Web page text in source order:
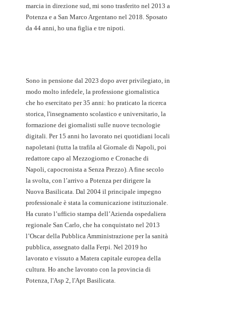
marcia in direzione sud, mi sono trasferito nel 2013 a
Potenza e a San Marco Argentano nel 2018. Sposato
da 44 anni, ho una figlia e tre nipoti.
Sono in pensione dal 2023 dopo aver privilegiato, in
modo molto infedele, la professione giornalistica
che ho esercitato per 35 anni: ho praticato la ricerca
storica, l'insegnamento scolastico e universitario, la
formazione dei giornalisti sulle nuove tecnologie
digitali. Per 15 anni ho lavorato nei quotidiani locali
napoletani (tutta la trafila al Giornale di Napoli, poi
redattore capo al Mezzogiorno e Cronache di
Napoli, capocronista a Senza Prezzo). A fine secolo
la svolta, con l’arrivo a Potenza per dirigere la
Nuova Basilicata. Dal 2004 il principale impegno
professionale è stata la comunicazione istituzionale.
Ha curato l’ufficio stampa dell’Azienda ospedaliera
regionale San Carlo, che ha conquistato nel 2013
l’Oscar della Pubblica Amministrazione per la sanità
pubblica, assegnato dalla Ferpi. Nel 2019 ho
lavorato e vissuto a Matera capitale europea della
cultura. Ho anche lavorato con la provincia di
Potenza, l'Asp 2, l'Apt Basilicata.